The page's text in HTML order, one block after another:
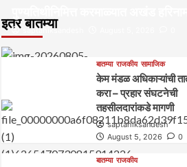
इतर बातम्या
saptahiksandesh
बातम्या राजकीय सामाजिक
केम मंडळ अधिकाऱ्यांची
करा – प्रहार संघटनेची
तहसीलदारांकडे मागणी
saptahiksandesh
August 5, 2026
0
बातम्या राजकीय